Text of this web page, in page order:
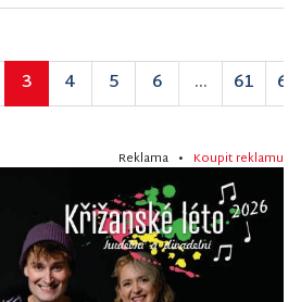
3 4 5 6 ... 61 62
Reklama • Koupit reklamu